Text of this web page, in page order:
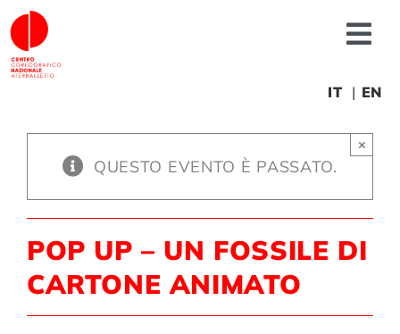
Salta
al
contenuto
Progetti
IT EN
QUESTO EVENTO È PASSATO.
×
POP UP – UN FOSSILE DI
CARTONE ANIMATO